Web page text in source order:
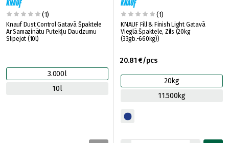
(1)
Knauf Dust Control Gatavā Špaktele
Ar Samazinātu Putekļu Daudzumu
Slīpējot (10l)
3.000l
10l
(1)
KNAUF Fill & Finish Light Gatavā
Vieglā Špaktele, Zils (20kg
(33gb.-660kg))
20.81 €/pcs
20kg
11.500kg